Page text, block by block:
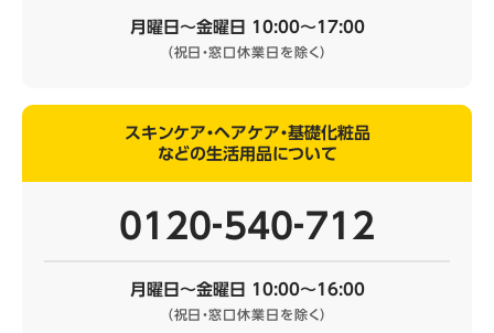
月曜日～金曜日 10:00～17:00
（祝日・窓口休業日を除く）
スキンケア・ヘアケア・基礎化粧品
などの生活用品について
0120‐540‐712
月曜日～金曜日 10:00～16:00
（祝日・窓口休業日を除く）